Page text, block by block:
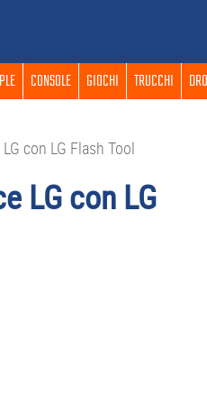
CONSOLE GIOCHI TRUCCHI
con LG Flash Tool
LG con LG